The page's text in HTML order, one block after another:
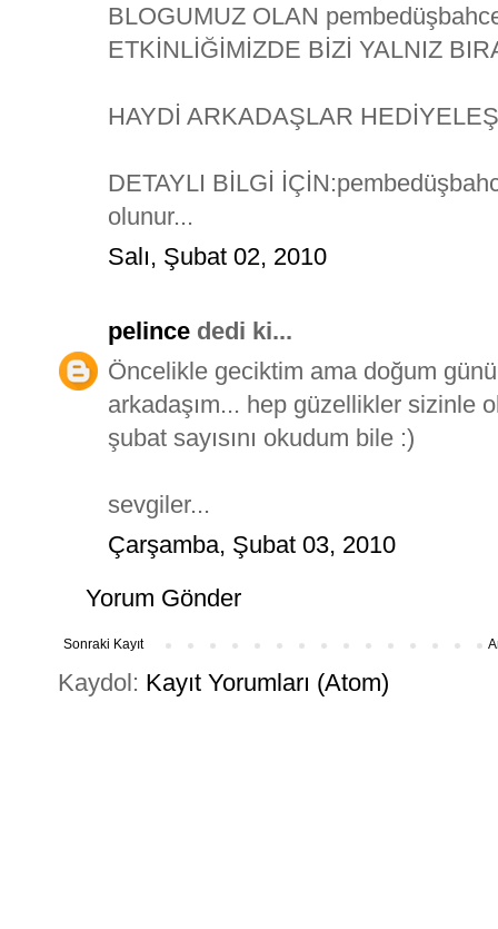
BLOGUMUZ OLAN
ETKİNLİĞİMİZDE BİZİ YALNIZ
HAYDİ ARKADAŞLAR
DETAYLI BİLGİ
olunur...
Salı, Şubat 02, 2010
pelince dedi ki...
Öncelikle geciktim ama doğum
arkadaşım... hep güzellikler sizinle
şubat sayısını okudum bile :)
sevgiler...
Çarşamba, Şubat 03, 2010
Yorum Gönder
Sonraki Kayıt
Kaydol: Kayıt Yorumları (Atom)